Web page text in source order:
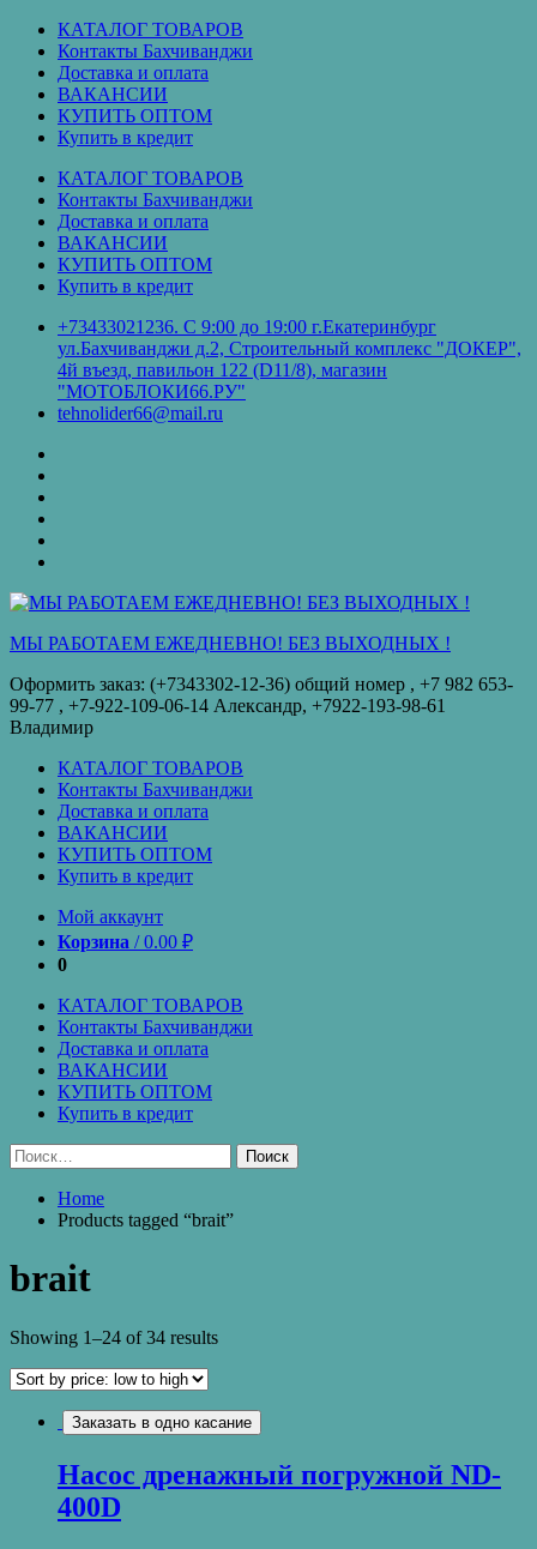
Перейти
содержимому
КАТАЛОГ ТОВАРОВ
Контакты Бахчиванджи
Доставка и оплата
ВАКАНСИИ
КУПИТЬ ОПТОМ
Купить в кредит
КАТАЛОГ ТОВАРОВ
Контакты Бахчиванджи
Доставка и оплата
ВАКАНСИИ
КУПИТЬ ОПТОМ
Купить в кредит
+73433021236. С 9:00 до 19:00 г.Екатеринбург
ул.Бахчиванджи д.2, Строительный комплекс "ДОКЕР",
4й въезд, павильон 122 (D11/8), магазин
"МОТОБЛОКИ66.РУ"
tehnolider66@mail.ru
кредит
МЫ РАБОТАЕМ ЕЖЕДНЕВНО! БЕЗ ВЫХОДНЫХ !
Оформить заказ: (+7343302-12-36) общий номер , ‪+7 982 653-
99-77‬ , +7-922-109-06-14 Александр, +7922-193-98-61
Владимир
КАТАЛОГ ТОВАРОВ
Контакты Бахчиванджи
Доставка и оплата
ВАКАНСИИ
КУПИТЬ ОПТОМ
Купить в кредит
Мой аккаунт
Корзина /0.00 ₽
0
КАТАЛОГ ТОВАРОВ
Контакты Бахчиванджи
Доставка и оплата
ВАКАНСИИ
КУПИТЬ ОПТОМ
Купить в кредит
Найти:
Home
Products tagged “brait”
brait
Showing 1–24 of 34 results
Заказать в одно касание
Насос дренажный погружной ND-
400D